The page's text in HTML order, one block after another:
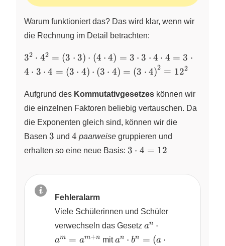
\cdot 4
\right)^{2}
Warum funktioniert das? Das wird klar, wenn wir
die Rechnung im Detail betrachten:
3^2
\cdot
\left( 3
\cdot 3
\right)
\cdot
\left( 4
\cdot 4
3 \cdot 3
\cdot 4
\cdot 4
32 ⋅ 42 = (3 ⋅ 3) ⋅ (4 ⋅ 4) = 3 ⋅ 3 ⋅ 4 ⋅ 4 = 3 ⋅
4 ⋅ 3 ⋅ 4 = (3 ⋅ 4) ⋅ (3 ⋅ 4) = (3 ⋅ 4)2 = 122
Aufgrund des Kommutativgesetzes können wir
die einzelnen Faktoren beliebig vertauschen. Da
die Exponenten gleich sind, können wir die
Basen 3
3 und 4
4 paarweise gruppieren und
erhalten so eine neue Basis: 3
4 =
3 ⋅ 4 = 12
Fehleralarm
Viele Schülerinnen und Schüler
verwechseln das Gesetz a^n \cdot
a^m =
an ⋅
am = am+n mita^n
an ⋅ bn = (a ⋅